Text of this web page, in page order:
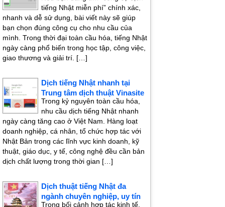
tiếng Nhật miễn phí” chính xác,
nhanh và dễ sử dụng, bài viết này sẽ giúp
bạn chọn đúng công cụ cho nhu cầu của
mình. Trong thời đại toàn cầu hóa, tiếng Nhật
ngày càng phổ biến trong học tập, công việc,
giao thương và giải trí. […]
Dịch tiếng Nhật nhanh tại
Trung tâm dịch thuật Vinasite
Trong kỷ nguyên toàn cầu hóa,
nhu cầu dịch tiếng Nhật nhanh
ngày càng tăng cao ở Việt Nam. Hàng loạt
doanh nghiệp, cá nhân, tổ chức hợp tác với
Nhật Bản trong các lĩnh vực kinh doanh, kỹ
thuật, giáo dục, y tế, công nghệ đều cần bản
dịch chất lượng trong thời gian […]
Dịch thuật tiếng Nhật đa
ngành chuyên nghiệp, uy tín
Trong bối cảnh hợp tác kinh tế,